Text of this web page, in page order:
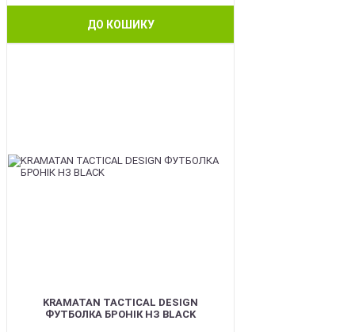
ДО КОШИКУ
KRAMATAN TACTICAL DESIGN
ФУТБОЛКА БРОНІК НЗ BLACK